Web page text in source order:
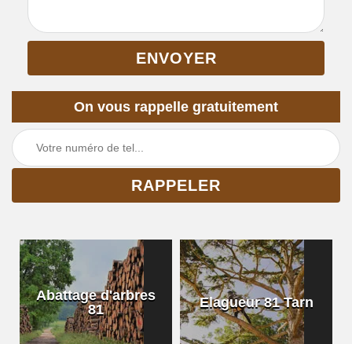
On vous rappelle gratuitement
Abattage d'arbres
81
Elagueur 81 Tarn